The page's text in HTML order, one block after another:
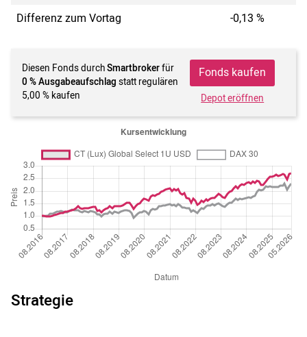
Differenz zum Vortag
-0,13 %
Diesen Fonds durchSmartbrokerfür
0 % Ausgabeaufschlag statt regulären
5,00 % kaufen
Fonds kaufen
Depot eröffnen
Strategie